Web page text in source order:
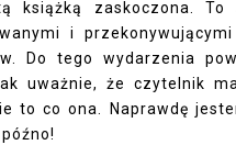
książką zaskoczona. To
i
Do tego wydarzenia
uważnie, że czytelnik
to co ona. Naprawdę